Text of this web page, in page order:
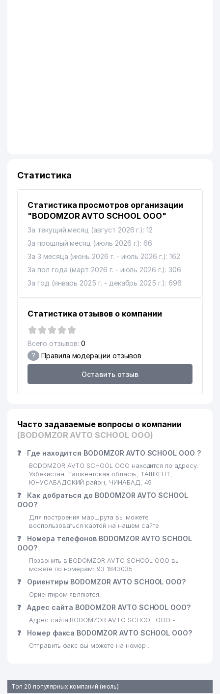
Статистика
Статистика просмотров организации
"BODOMZOR AVTO SCHOOL ООО"
За текущий месяц (август 2026 г.): 12
За прошлый месяц (июль 2026 г.): 66
За 3 месяца (июнь 2026 г. - июль 2026 г.): 162
За пол года (март 2026 г. - июль 2026 г.): 306
За год (январь 2025 г. - декабрь 2025 г.): 696
Статистика отзывов о компании
Всего отзывов: 0
? Правила модерации отзывов
Оставить отзыв
Часто задаваемые вопросы о компании
(BODOMZOR AVTO SCHOOL ООО)
❓ Где находится BODOMZOR AVTO SCHOOL ООО ?
BODOMZOR AVTO SCHOOL ООО находится по адресу:
Узбекистан, Ташкентская область, ТАШКЕНТ,
ЮНУСАБАДСКИЙ район, ЧИНАБАД, 49
❓
Как добраться до BODOMZOR AVTO SCHOOL
ООО?
Для построения маршрута вы можете
воспользоваться картой на нашем сайте
❓
Номера телефонов BODOMZOR AVTO SCHOOL
ООО?
Позвонить в BODOMZOR AVTO SCHOOL ООО вы
можете по номерам: 93 1843035
❓ Ориентиры BODOMZOR AVTO SCHOOL ООО?
Ориентиром являются:
❓ Адрес сайта BODOMZOR AVTO SCHOOL ООО?
Адрес сайта BODOMZOR AVTO SCHOOL ООО -
❓ Номер факса BODOMZOR AVTO SCHOOL ООО?
Отправить факс вы можете на номер .
Топ 20 популярных компаний (июль)